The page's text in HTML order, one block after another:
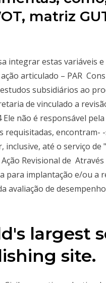
matriz
integrar estas variáveis
articulado – PAR
subsidiários ao
de vinculado a
Ele não é responsável
requisitadas, encontram-
até o serviço de
Revisional de
implantação e/ou a
avaliação de
largest
site.